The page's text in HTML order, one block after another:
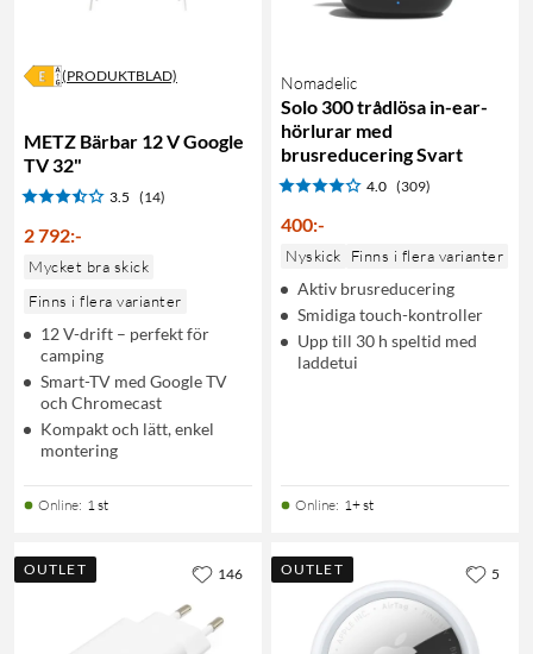
(PRODUKTBLAD)
METZ Bärbar 12 V Google
TV 32"
3.5 (14)
2 792:-
Mycket bra skick
Finns i flera varianter
12 V-drift – perfekt för
camping
Smart-TV med Google TV
och Chromecast
Kompakt och lätt, enkel
montering
Online: 1 st
Nomadelic
Solo 300 trådlösa in-ear-
hörlurar med
brusreducering Svart
4.0 (309)
400:-
Nyskick Finns i flera varianter
Aktiv brusreducering
Smidiga touch-kontroller
Upp till 30 h speltid med
laddetui
Online: 1+ st
OUTLET 146 OUTLET 5